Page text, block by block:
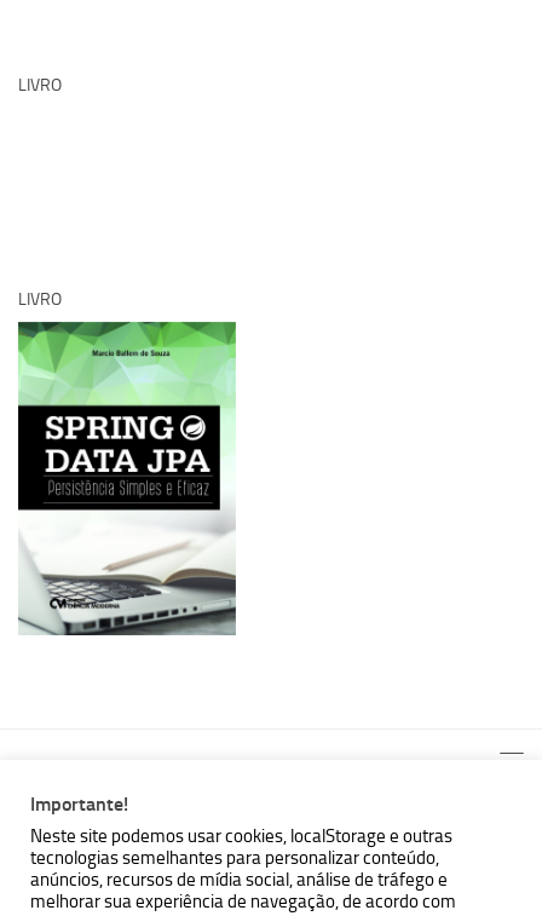
LIVRO
LIVRO
MBallem | Programando com Java © 2026. Todos Direitos
Reservados.
Importante!
Neste site podemos usar cookies, localStorage e outras
tecnologias semelhantes para personalizar conteúdo,
anúncios, recursos de mídia social, análise de tráfego e
melhorar sua experiência de navegação, de acordo com